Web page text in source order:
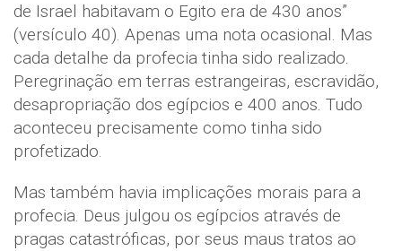
de Israel habitavam o Egito era de 430 anos”
(versículo 40). Apenas uma nota ocasional. Mas
cada detalhe da profecia tinha sido realizado.
Peregrinação em terras estrangeiras, escravidão,
desapropriação dos egípcios e 400 anos. Tudo
aconteceu precisamente como tinha sido
profetizado.
Mas também havia implicações morais para a
profecia. Deus julgou os egípcios através de
pragas catastróficas, por seus maus tratos ao